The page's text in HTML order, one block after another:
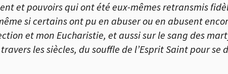
et pouvoirs qui ont été eux-mêmes retransmis
si certains ont pu en abuser ou en abusent
et mon Eucharistie, et aussi sur le sang des
les siècles, du souffle de l’Esprit Saint pour se